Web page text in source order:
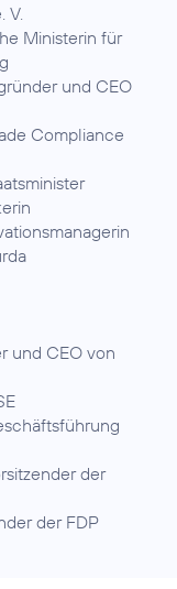
V.
Ministerin für
und CEO
Compliance
und CEO von
der
der FDP